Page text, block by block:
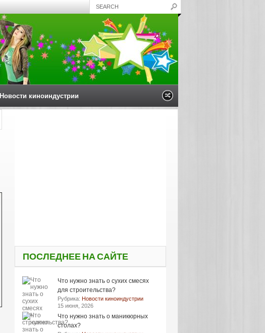
Новости киноиндустрии
ПОСЛЕДНЕЕ НА САЙТЕ
Что нужно знать о сухих смесях
для строительства?
Рубрика: Новости киноиндустрии
15 июня, 2026
Что нужно знать о маникюрных
столах?